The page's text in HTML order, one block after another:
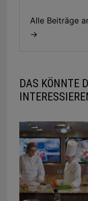
Alle Beiträge
→
DAS KÖNNTE